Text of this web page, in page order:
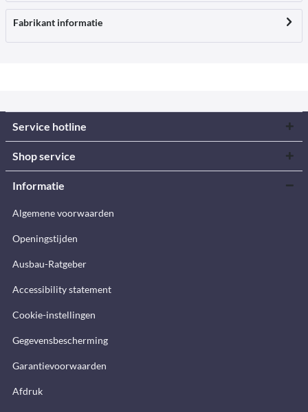
Fabrikant informatie
Service hotline
Shop service
Informatie
Algemene voorwaarden
Openingstijden
Ausbau-Ratgeber
Accessibility statement
Cookie-instellingen
Gegevensbescherming
Garantievoorwaarden
Afdruk